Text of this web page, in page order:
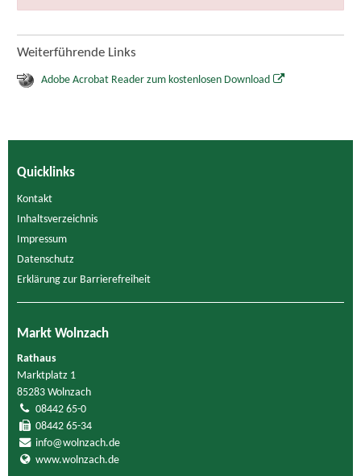
Weiterführende Links
Adobe Acrobat Reader zum kostenlosen Download
Quicklinks
Kontakt
Inhaltsverzeichnis
Impressum
Datenschutz
Erklärung zur Barrierefreiheit
Markt Wolnzach
Rathaus
Marktplatz 1
85283 Wolnzach
08442 65-0
08442 65-34
info@wolnzach.de
www.wolnzach.de